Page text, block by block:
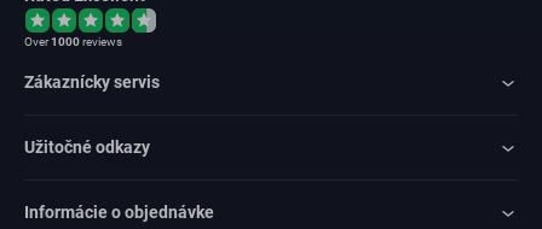
Over1000reviews
Zákaznícky servis
Užitočné odkazy
Informácie o objednávke